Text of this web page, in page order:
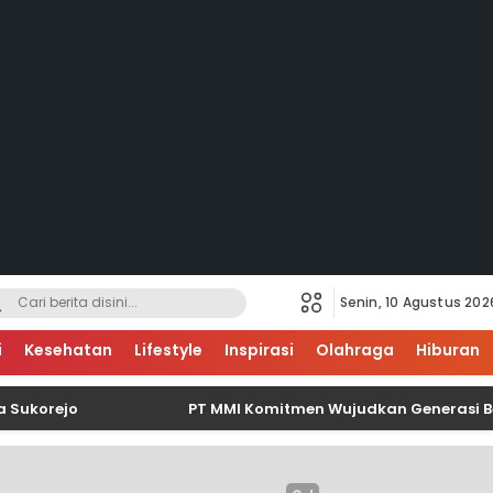
Senin, 10 Agustus
Kesehatan Lifestyle Inspirasi Olahraga Hiburan
PT MMI Komitmen Wujudkan Generasi Bebas